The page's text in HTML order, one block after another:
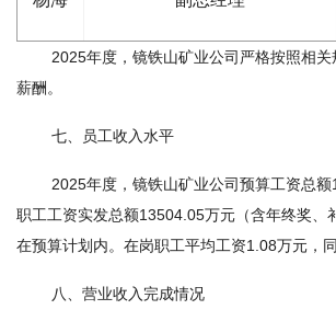
2025年度，镜铁山矿业公司严格按照相关
薪酬。
七、员工收入水平
2025年度，镜铁山矿业公司预算工资总
职工工资实发总额13504.05万元（含年终奖、
在预算计划内。在岗职工平均工资1.08万元，
八、营业收入完成情况